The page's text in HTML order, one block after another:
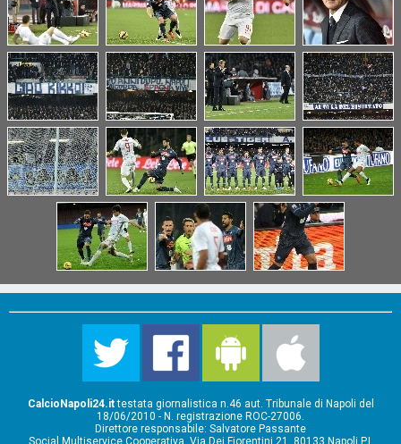
CalcioNapoli24.ittestata giornalistica n.46 aut. Tribunale di Napoli del
18/06/2010 - N. registrazione ROC-27006.
Direttore responsabile: Salvatore Passante
Social Multiservice Cooperativa, Via Dei Fiorentini 21, 80133 Napoli P.I.